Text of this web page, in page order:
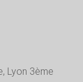
Lyon 3ème